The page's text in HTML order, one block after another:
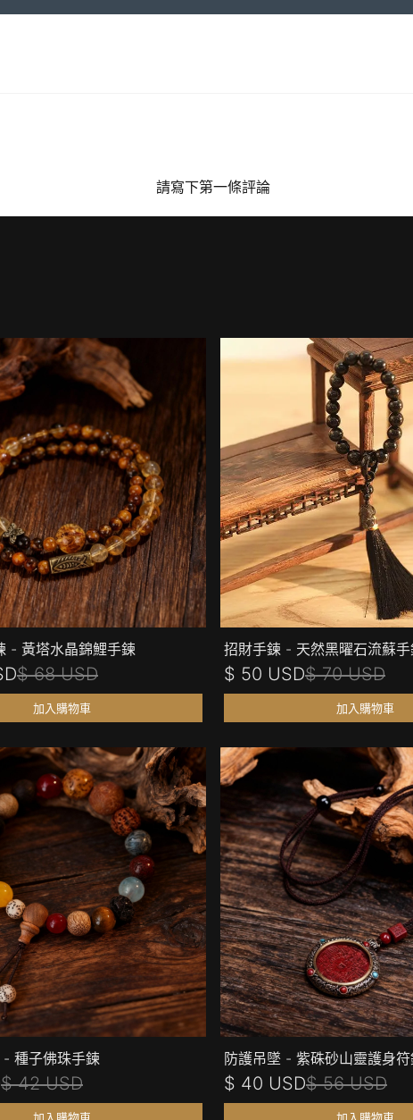
請寫下第一條評論
- 黃塔水晶錦鯉手鍊
$ 68 USD
加入購物車
招財手鍊 - 天然黑曜石流蘇
$ 50 USD$ 70 USD
加入購物車
- 種子佛珠手鍊
$ 42 USD
防護吊墜 - 紫硃砂山靈護身
$ 40 USD$ 56 USD